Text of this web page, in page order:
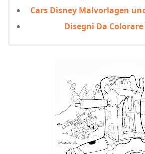
Cars Disney Malvorlagen
Disegni Da